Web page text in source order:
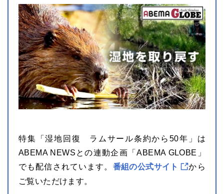
特集「湿地回復 ラムサール条約から50年」は
ABEMA NEWSとの連動企画「ABEMA GLOBE」
でも配信されています。 番組の公式サイト
から
ご覧いただけます。